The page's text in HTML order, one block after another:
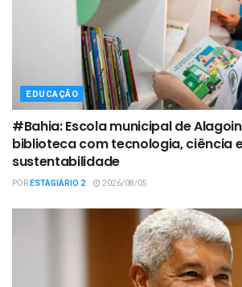
EDUCAÇÃO
#Bahia: Escola municipal de
biblioteca com tecnologia, ciência
sustentabilidade
PORESTAGIÁRIO 2 2026/08/05